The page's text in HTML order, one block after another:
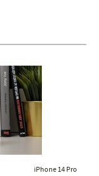
iPhone 14 Pro